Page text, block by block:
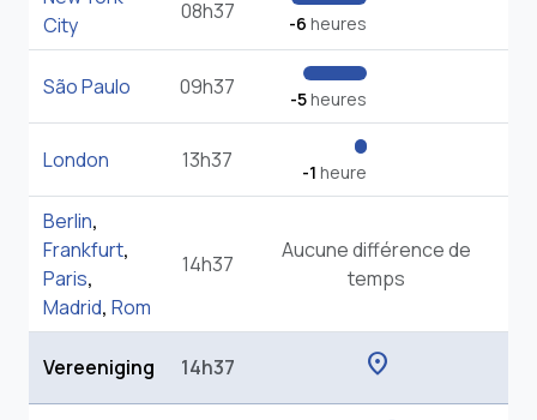
City
08h37 -6 heures
São Paulo 09h37 -5heures
London 13h37 -1 heure
Berlin,
Frankfurt,
Paris,
Madrid, Rom
14h37
Aucune différence de
temps
Vereeniging 14h37 location_on